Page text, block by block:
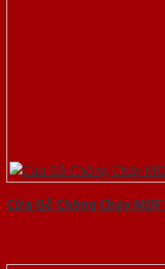
Cửa Gỗ Chống Cháy